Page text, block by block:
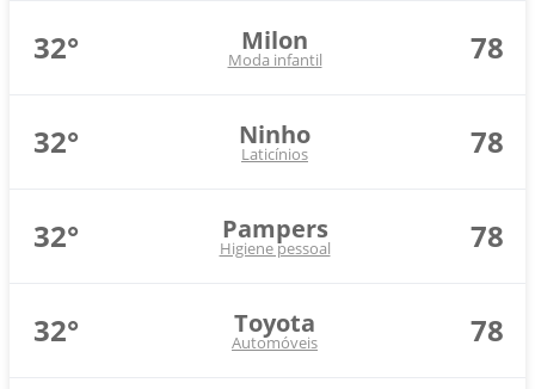
32° Milon
Moda infantil 78
32° Ninho
Laticínios 78
32° Pampers
Higiene pessoal 78
32° Toyota
Automóveis 78